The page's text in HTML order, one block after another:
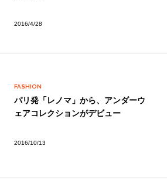
2016/4/28
FASHION
パリ発「レノマ」から、アンダーウ
ェアコレクションがデビュー
2016/10/13